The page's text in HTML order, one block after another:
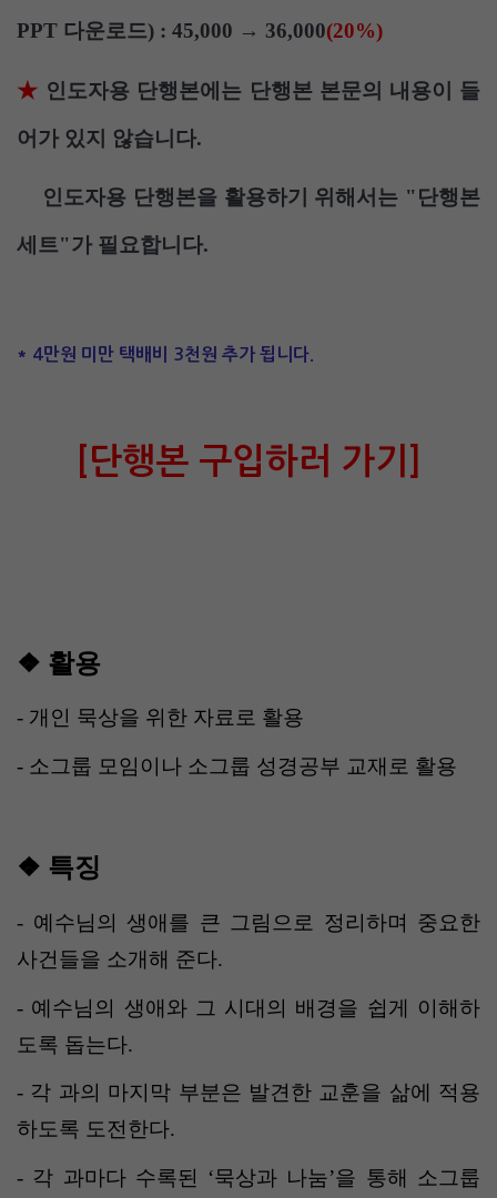
PPT 다운로드) : 45,000 → 36,000(20%)
★ 인도자용 단행본에는 단행본 본문의 내용이 들
어가 있지 않습니다.
인도자용 단행본을 활용하기 위해서는 "단행본
세트"가 필요합니다.
* 4만원 미만 택배비 3천원 추가 됩니다.
[단행본 구입하러 가기]
❖ 활용
- 개인 묵상을 위한 자료로 활용
- 소그룹 모임이나 소그룹 성경공부 교재로 활용
❖ 특징
- 예수님의 생애를 큰 그림으로 정리하며 중요한
사건들을 소개해 준다.
- 예수님의 생애와 그 시대의 배경을 쉽게 이해하
도록 돕는다.
- 각 과의 마지막 부분은 발견한 교훈을 삶에 적용
하도록 도전한다.
- 각 과마다 수록된 ‘묵상과 나눔’을 통해 소그룹